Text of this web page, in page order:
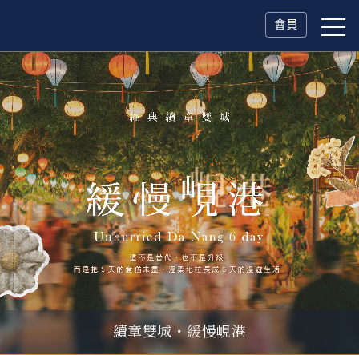
會員
父親節．限時特別企劃
一人旅行Solo Travel
山海雙享・北海道
冬日慢旅・奧捷德續章雙城・緩慢峴港